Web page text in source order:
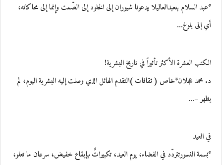
*عبد السلام بنعبدالعاليلا يدعونا شيوران إلى الخلود إلى الصّمت وإنما إلى محاكاته،
أي إلى بلوغ…
الكتب العشرة الأكثر تأثيراً في تاريخ البشرية!
د. محمد عجلان*خاص ( ثقافات )التقدم الهائل الذي وصلت إليه البشرية اليوم، لم
يظهر –…
في العيد
*بسمة النسورتتردّد في الفضاء، يوم العيد، تكبيراتٌ بإيقاع خفيض، سرعان ما تعلو،